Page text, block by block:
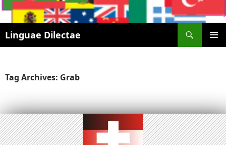
Linguae Dilectae
SKIP
Tag Archives: Grab